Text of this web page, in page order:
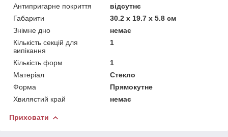
Антипригарне покриття
відсутнє
Габарити
30.2 х 19.7 х 5.8 см
Знімне дно
немає
Кількість секцій для
випікання
1
Кількість форм
1
Матеріал
Стекло
Форма
Прямокутне
Хвилястий край
немає
Приховати